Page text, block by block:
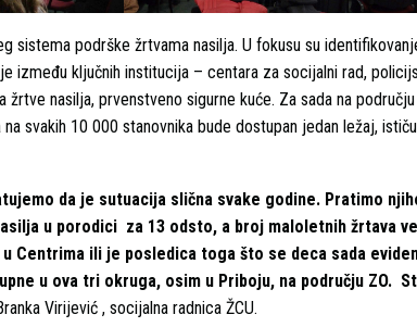
sistema podrške žrtvama nasilja. U fokusu su
između ključnih institucija – centara za socijalni rad,
nasilja, prvenstveno sigurne kuće. Za sada na
svakih 10 000 stanovnika bude dostupan jedan ležaj,
da je sutuacija slična svake godine. Pratimo
u porodici za 13 odsto, a broj maloletnih žrtava
Centrima ili je posledica toga što se deca sada
u ova tri okruga, osim u Priboju, na području ZO.
Virijević , socijalna radnica ŽCU.